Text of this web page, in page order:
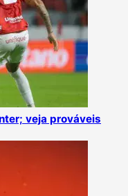
veja prováveis